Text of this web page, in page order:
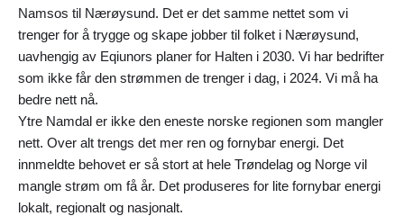
Namsos til Nærøysund. Det er det samme nettet som vi
trenger for å trygge og skape jobber til folket i Nærøysund,
uavhengig av Eqiunors planer for Halten i 2030. Vi har bedrifter
som ikke får den strømmen de trenger i dag, i 2024. Vi må ha
bedre nett nå.
Ytre Namdal er ikke den eneste norske regionen som mangler
nett. Over alt trengs det mer ren og fornybar energi. Det
innmeldte behovet er så stort at hele Trøndelag og Norge vil
mangle strøm om få år. Det produseres for lite fornybar energi
lokalt, regionalt og nasjonalt.